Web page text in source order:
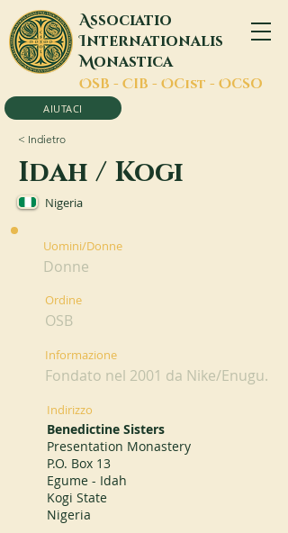
Associatio
Internationalis
Monastica
OSB - CIB - OCist - OCSO
AIUTACI
< Indietro
Idah / Kogi
Nigeria
Uomini/Donne
Donne
Ordine
OSB
Informazione
Fondato nel 2001 da Nike/Enugu.
Indirizzo
Benedictine Sisters
Presentation Monastery
P.O. Box 13
Egume - Idah
Kogi State
Nigeria